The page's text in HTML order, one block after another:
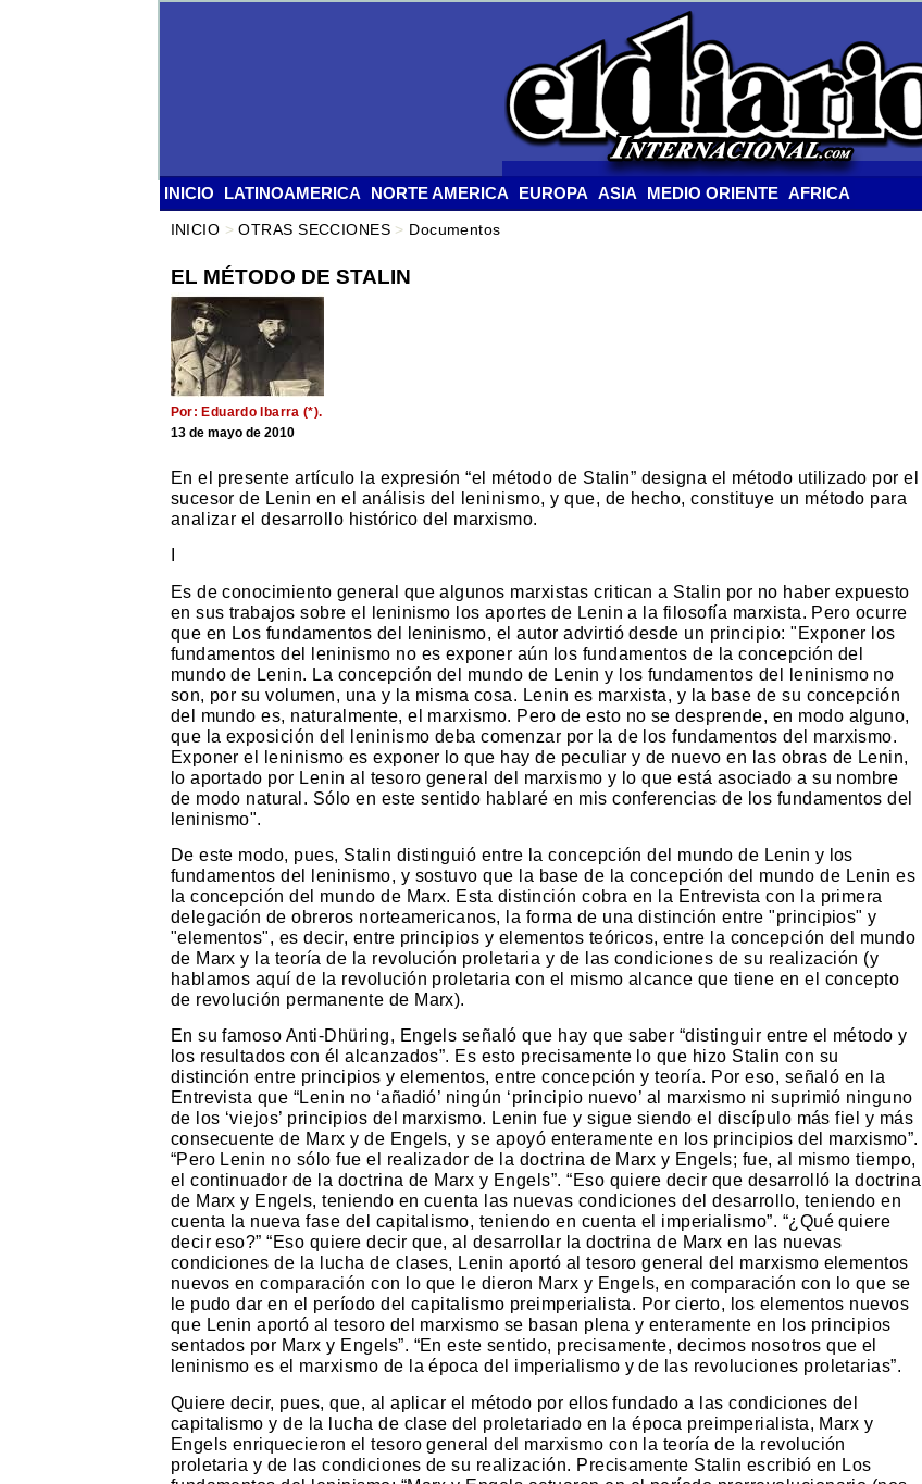
INICIO LATINOAMERICA NORTE AMERICA EUROPA ASIA MEDIO ORIENTE AFRICA
INICIO >OTRAS SECCIONES> Documentos
EL MÉTODO DE STALIN
Por: Eduardo Ibarra (*).
13 de mayo de 2010
En el presente artículo la expresión “el método de Stalin” designa el método utilizado por el
sucesor de Lenin en el análisis del leninismo, y que, de hecho, constituye un método para
analizar el desarrollo histórico del marxismo.
Es de conocimiento general que algunos marxistas critican a Stalin por no haber expuesto
en sus trabajos sobre el leninismo los aportes de Lenin a la filosofía marxista. Pero ocurre
que en Los fundamentos del leninismo, el autor advirtió desde un principio: "Exponer los
fundamentos del leninismo no es exponer aún los fundamentos de la concepción del
mundo de Lenin. La concepción del mundo de Lenin y los fundamentos del leninismo no
son, por su volumen, una y la misma cosa. Lenin es marxista, y la base de su concepción
del mundo es, naturalmente, el marxismo. Pero de esto no se desprende, en modo alguno,
que la exposición del leninismo deba comenzar por la de los fundamentos del marxismo.
Exponer el leninismo es exponer lo que hay de peculiar y de nuevo en las obras de Lenin,
lo aportado por Lenin al tesoro general del marxismo y lo que está asociado a su nombre
de modo natural. Sólo en este sentido hablaré en mis conferencias de los fundamentos del
leninismo".
De este modo, pues, Stalin distinguió entre la concepción del mundo de Lenin y los
fundamentos del leninismo, y sostuvo que la base de la concepción del mundo de Lenin es
la concepción del mundo de Marx. Esta distinción cobra en la Entrevista con la primera
delegación de obreros norteamericanos, la forma de una distinción entre "principios" y
"elementos", es decir, entre principios y elementos teóricos, entre la concepción del mundo
de Marx y la teoría de la revolución proletaria y de las condiciones de su realización (y
hablamos aquí de la revolución proletaria con el mismo alcance que tiene en el concepto
de revolución permanente de Marx).
En su famoso Anti-Dhüring, Engels señaló que hay que saber “distinguir entre el método y
los resultados con él alcanzados”. Es esto precisamente lo que hizo Stalin con su
distinción entre principios y elementos, entre concepción y teoría. Por eso, señaló en la
Entrevista que “Lenin no ‘añadió’ ningún ‘principio nuevo’ al marxismo ni suprimió ninguno
de los ‘viejos’ principios del marxismo. Lenin fue y sigue siendo el discípulo más fiel y más
consecuente de Marx y de Engels, y se apoyó enteramente en los principios del marxismo”.
“Pero Lenin no sólo fue el realizador de la doctrina de Marx y Engels; fue, al mismo tiempo,
el continuador de la doctrina de Marx y Engels”. “Eso quiere decir que desarrolló la doctrina
de Marx y Engels, teniendo en cuenta las nuevas condiciones del desarrollo, teniendo en
cuenta la nueva fase del capitalismo, teniendo en cuenta el imperialismo”. “¿Qué quiere
decir eso?” “Eso quiere decir que, al desarrollar la doctrina de Marx en las nuevas
condiciones de la lucha de clases, Lenin aportó al tesoro general del marxismo elementos
nuevos en comparación con lo que le dieron Marx y Engels, en comparación con lo que se
le pudo dar en el período del capitalismo preimperialista. Por cierto, los elementos nuevos
que Lenin aportó al tesoro del marxismo se basan plena y enteramente en los principios
sentados por Marx y Engels”. “En este sentido, precisamente, decimos nosotros que el
leninismo es el marxismo de la época del imperialismo y de las revoluciones proletarias”.
Quiere decir, pues, que, al aplicar el método por ellos fundado a las condiciones del
capitalismo y de la lucha de clase del proletariado en la época preimperialista, Marx y
Engels enriquecieron el tesoro general del marxismo con la teoría de la revolución
proletaria y de las condiciones de su realización. Precisamente Stalin escribió en Los